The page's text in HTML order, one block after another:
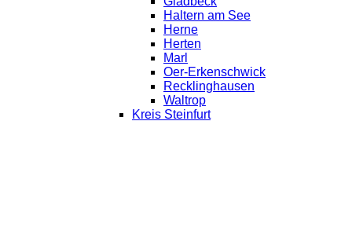
Haltern am See
Herne
Herten
Marl
Oer-Erkenschwick
Recklinghausen
Waltrop
Kreis Steinfurt